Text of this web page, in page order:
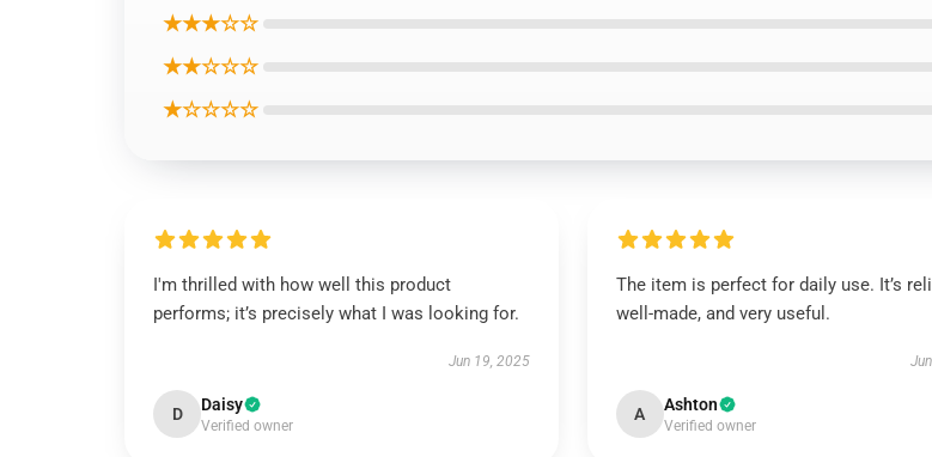
★★★☆☆
★★☆☆☆
★☆☆☆☆
I'm thrilled with how well this product
performs; it’s precisely what I was looking for.
Jun 19, 2025
D Daisy
Verified owner
The item is perfect for daily use. It’s
well-made, and very useful.
A Ashton
Verified owner